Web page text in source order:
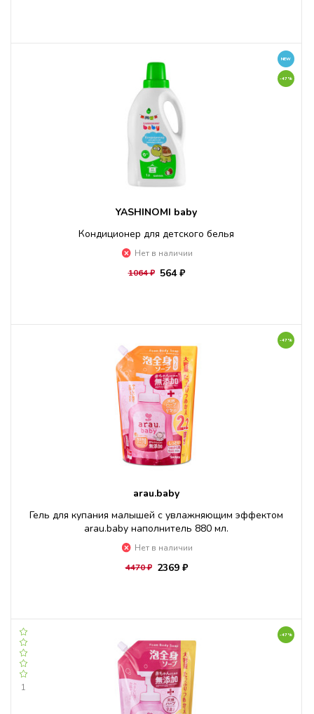
NEW
-47%
YASHINOMI baby
Кондиционер для детского белья
Нет в наличии
1064 ₽ 564 ₽
-47%
arau.baby
Гель для купания малышей с увлажняющим эффектом
arau.baby наполнитель 880 мл.
Нет в наличии
4470 ₽ 2369 ₽
1
-47%